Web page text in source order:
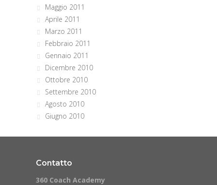
Maggio 2011
Aprile 2011
Marzo 2011
Febbraio 2011
Gennaio 2011
Dicembre 2010
Ottobre 2010
Settembre 2010
Agosto 2010
Giugno 2010
Contatto
360 Coach Academy